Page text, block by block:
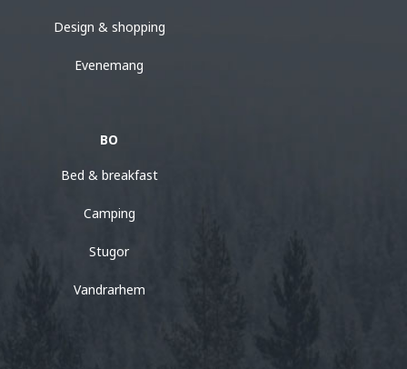
Design & shopping
Evenemang
BO
Bed & breakfast
Camping
Stugor
Vandrarhem